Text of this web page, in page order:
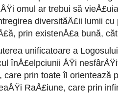
omul ar trebui să
diversităÅ£ii lumii
prin existenÅ£a bună,
unificatoare a
înÅ£elpciunii ÅŸi
care prin toate îl orientează
RaÅ£iune, care prin